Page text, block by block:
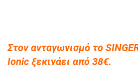
Στον ανταγωνισμό το
Ionic ξεκινάει από 38€.